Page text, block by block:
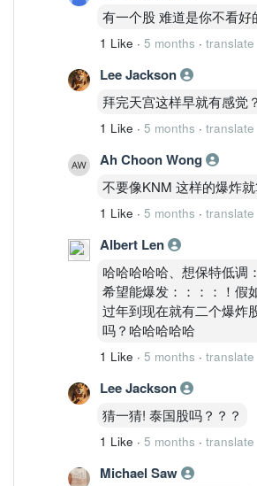
有一个股 难道是你不看好
1 Like · 5 months · translate
Lee Jackson
拜完天宫这样早就有感觉
1 Like · 5 months · translate
Ah Choon Wong
不要像KNM 这样的爆炸就
1 Like · 5 months · translate
Albert Len
哈哈哈哈哈、想保特低调
希望能爆发：：：：！假
过年到现在就有二个爆炸
吗？哈哈哈哈哈
1 Like · 5 months · translate
Lee Jackson
猜一猜! 泰国股吗？？？
1 Like · 5 months · translate
Michael Saw